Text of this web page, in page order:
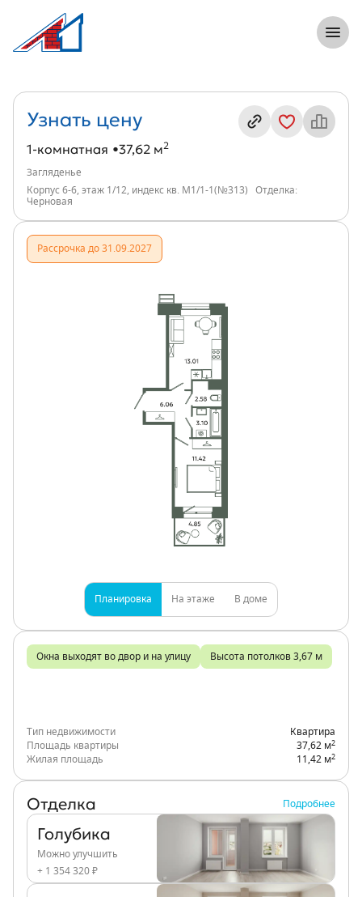
1-комнатная, 38 м², ЖК Загляденье,
Информация о квартире
Узнать цену
1-комнатная 37,62 м2
Загляденье
Корпус 6-6, этаж 1/12, индекс кв. М1/1-1(№313)
Отделка:
Черновая
Рассрочка до 31.09.2027
Планировка На этаже В доме
Окна выходят во двор и на улицу Высота потолков 3,67 м
Тип недвижимости
Квартира
Площадь квартиры
37,62 м2
Жилая площадь 11,42 м2
Отделка Подробнее
Голубика
Можно улучшить
+ 1 354 320 ₽